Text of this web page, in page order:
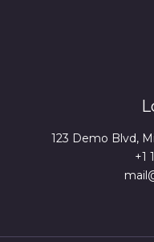
123 Demo Blvd,
+1